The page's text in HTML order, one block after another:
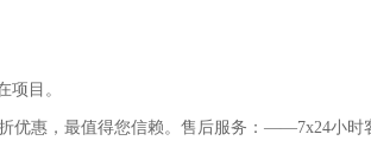
目。
优惠，最值得您信赖。售后服务：——7x24小时